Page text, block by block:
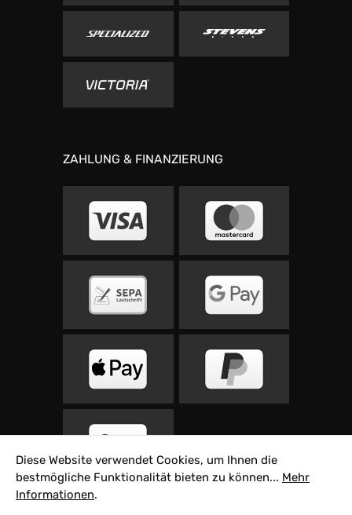
ZAHLUNG & FINANZIERUNG
Diese Website verwendet Cookies, um Ihnen die
bestmögliche Funktionalität bieten zu können... Mehr
Informationen.